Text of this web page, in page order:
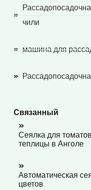
чили
машина для
Связанный
Сеялка для
теплицы в Анголе
Автоматическая
цветов